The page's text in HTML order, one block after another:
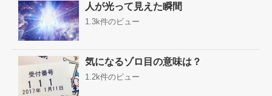
人が光って見えた瞬間
1.3k件のビュー
気になるゾロ目の意味は？
1.2k件のビュー